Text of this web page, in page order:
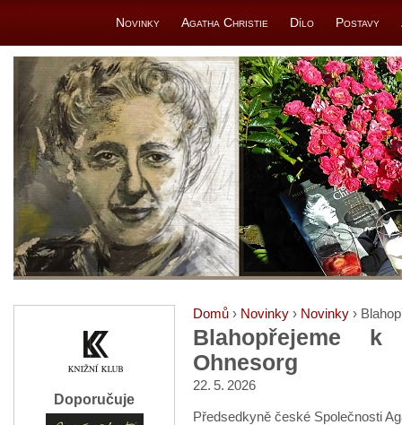
Novinky Agatha Christie Dílo Postavy
Domů › Novinky › Novinky ›
Blahopřejeme
Ohnesorg
22. 5. 2026
Předsedkyně české Společnosti
Doporučuje